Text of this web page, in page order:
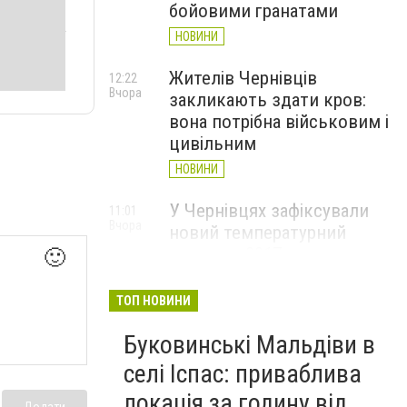
🙂
бойовими гранатами
НОВИНИ
Жителів Чернівців
закликають здати кров:
вона потрібна військовим і
цивільним
НОВИНИ
12:22
Вчора
У Чернівцях зафіксували
новий температурний
11:01
області обмежили рух
великовагового транспорту
НОВИНИ
Вчора
ТОП НОВИНИ
Буковинські Мальдіви в
селі Іспас: приваблива